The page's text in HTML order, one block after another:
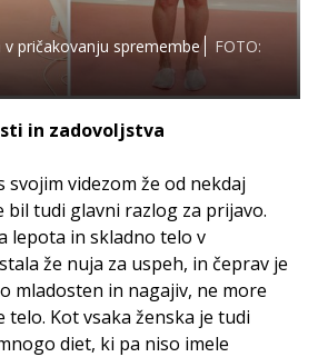
pričakovanju spremembe
FOTO:
in zadovoljstva
svojim videzom že od nekdaj
bil tudi glavni razlog za prijavo.
lepota in skladno telo v
že nuja za uspeh, in čeprav je
mladosten in nagajiv, ne more
Kot vsaka ženska je tudi
diet, ki pa niso imele